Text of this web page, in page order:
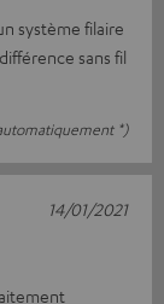
système filaire
sans fil
*)
14/01/2021